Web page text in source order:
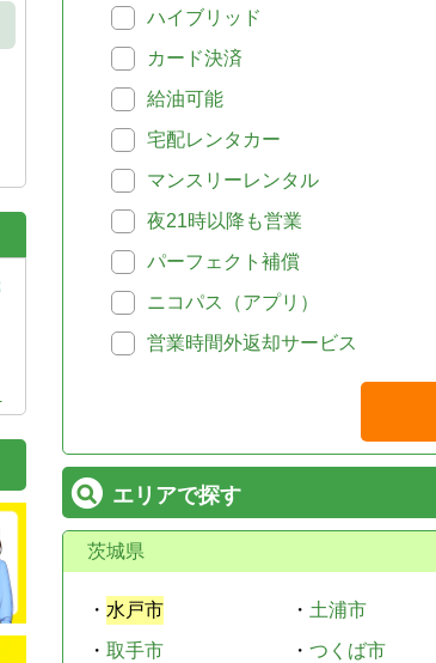
ハイブリッド
カード決済
給油可能
宅配レンタカー
マンスリーレンタル
夜21時以降も営業
パーフェクト補償
ニコパス（アプリ）
営業時間外返却サービス
エリアで探す
茨城県
・ 水戸市 ・ 土浦市
・ 取手市 ・ つくば市